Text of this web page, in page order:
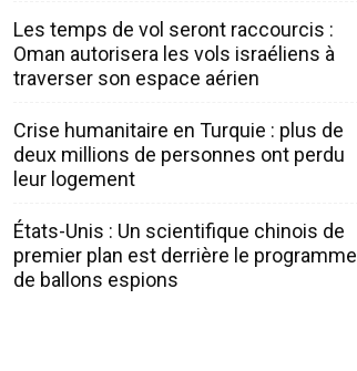
Les temps de vol seront raccourcis :
Oman autorisera les vols israéliens à
traverser son espace aérien
Crise humanitaire en Turquie : plus de
deux millions de personnes ont perdu
leur logement
États-Unis : Un scientifique chinois de
premier plan est derrière le programme
de ballons espions